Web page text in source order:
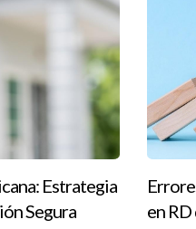
de tomar una decisión
Estrategia
Segura
en